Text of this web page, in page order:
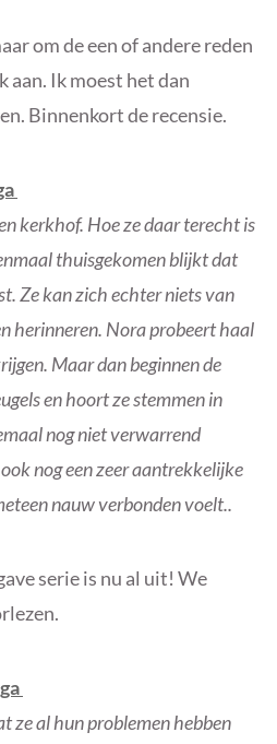
om de een of andere reden
aan. Ik moest het dan
Binnenkort de recensie.
kerkhof. Hoe ze daar terecht is
thuisgekomen blijkt dat
Ze kan zich echter niets van
herinneren. Nora probeert haal
Maar dan beginnen de
en hoort ze stemmen in
nog niet verwarrend
nog een zeer aantrekkelijke
nauw verbonden voelt..
serie is nu al uit! We
ze al hun problemen hebben